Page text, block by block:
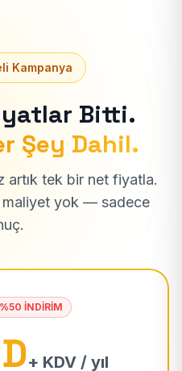
Kampanya
Bitti.
Şey Dahil.
artık tek bir net fiyatla.
yok — sadece
%50 İNDİRİM
+ KDV / yıl